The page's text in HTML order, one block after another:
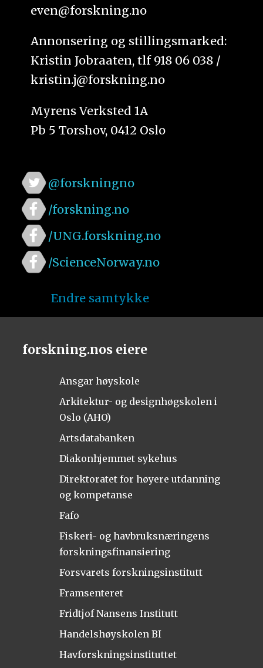
even@forskning.no
Annonsering og stillingsmarked:
Kristin Jobraaten, tlf 918 06 038 /
kristin.j@forskning.no
Myrens Verksted 1A
Pb 5 Torshov, 0412 Oslo
@forskningno
/forskning.no
/UNG.forskning.no
/ScienceNorway.no
Endre samtykke
forskning.nos eiere
Ansgar høyskole
Arkitektur- og designhøgskolen i
Oslo (AHO)
Artsdatabanken
Diakonhjemmet sykehus
Direktoratet for høyere utdanning
og kompetanse
Fafo
Fiskeri- og havbruksnæringens
forskningsfinansiering
Forsvarets forskningsinstitutt
Framsenteret
Fridtjof Nansens Institutt
Handelshøyskolen BI
Havforskningsinstituttet